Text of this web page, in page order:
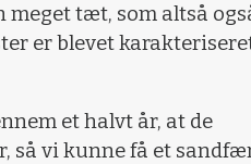
tæt, som altså
er blevet
et halvt år, at de
så vi kunne få et